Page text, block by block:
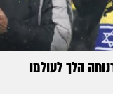
הלך לעולמו